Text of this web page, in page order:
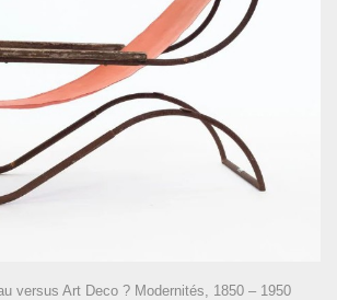
versus Art Deco ? Modernités, 1850 – 1950